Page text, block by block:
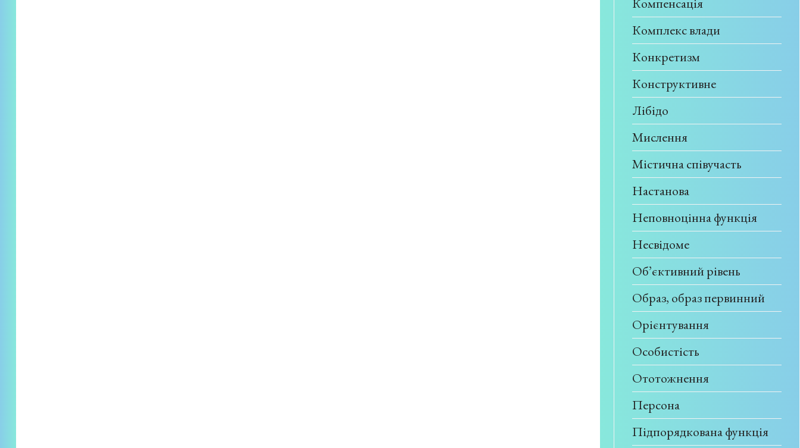
Комплекс влади
Конкретизм
Конструктивне
Лібідо
Мислення
Містична співучасть
Настанова
Неповноцінна функція
Несвідоме
Об’єктивний рівень
Образ, образ первинний
Орієнтування
Особистість
Ототожнення
Персона
Підпорядкована функція